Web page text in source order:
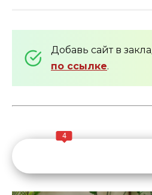
Добавь сайт в
по ссылке.
4